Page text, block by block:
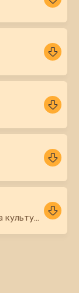
Женя Трофимов, Комната культуры